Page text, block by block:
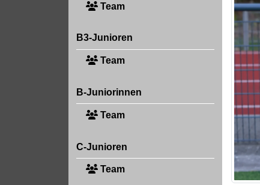
Team
B3-Junioren
Team
B-Juniorinnen
Team
C-Junioren
Team